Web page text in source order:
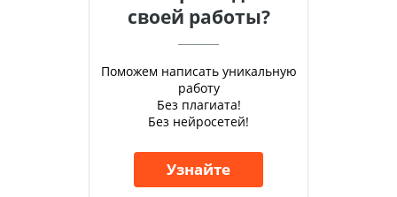
своей работы?
Поможем написать уникальную
работу
Без плагиата!
Без нейросетей!
Узнайте